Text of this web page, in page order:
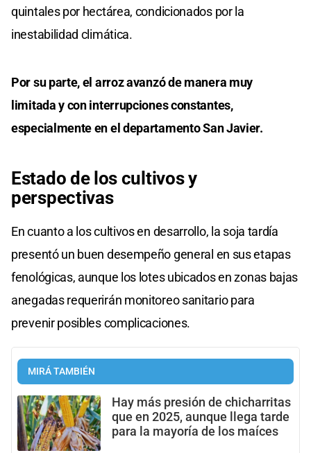
quintales por hectárea, condicionados por la
inestabilidad climática.
Por su parte, el arroz avanzó de manera muy
limitada y con interrupciones constantes,
especialmente en el departamento San Javier.
Estado de los cultivos y
perspectivas
En cuanto a los cultivos en desarrollo, la soja tardía
presentó un buen desempeño general en sus etapas
fenológicas, aunque los lotes ubicados en zonas bajas
anegadas requerirán monitoreo sanitario para
prevenir posibles complicaciones.
MIRÁ TAMBIÉN
Hay más presión de chicharritas
que en 2025, aunque llega tarde
para la mayoría de los maíces